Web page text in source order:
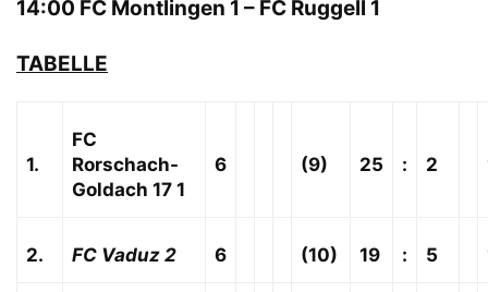
14:00 FC Montlingen 1 – FC Ruggell 1
TABELLE
1.
FC
Rorschach-
Goldach 17 1
6 (9) 25 : 2
2. FC Vaduz 2 6 (10) 19 : 5